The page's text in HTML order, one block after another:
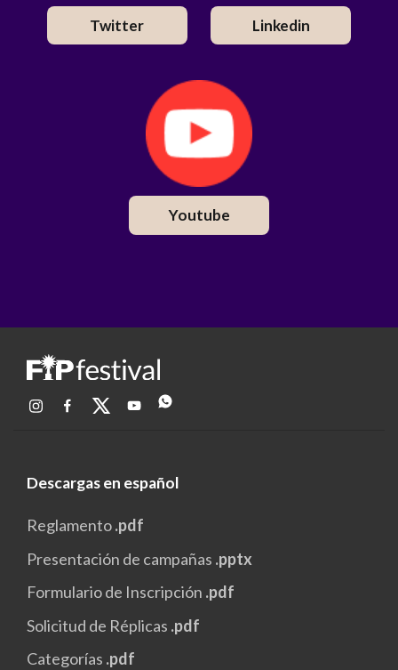
Twitter Linkedin
Youtube
Descargas en español
Reglamento.pdf
Presentación de campañas .pptx
Formulario de Inscripción .pdf
Solicitud de Réplicas .pdf
Categorías .pdf